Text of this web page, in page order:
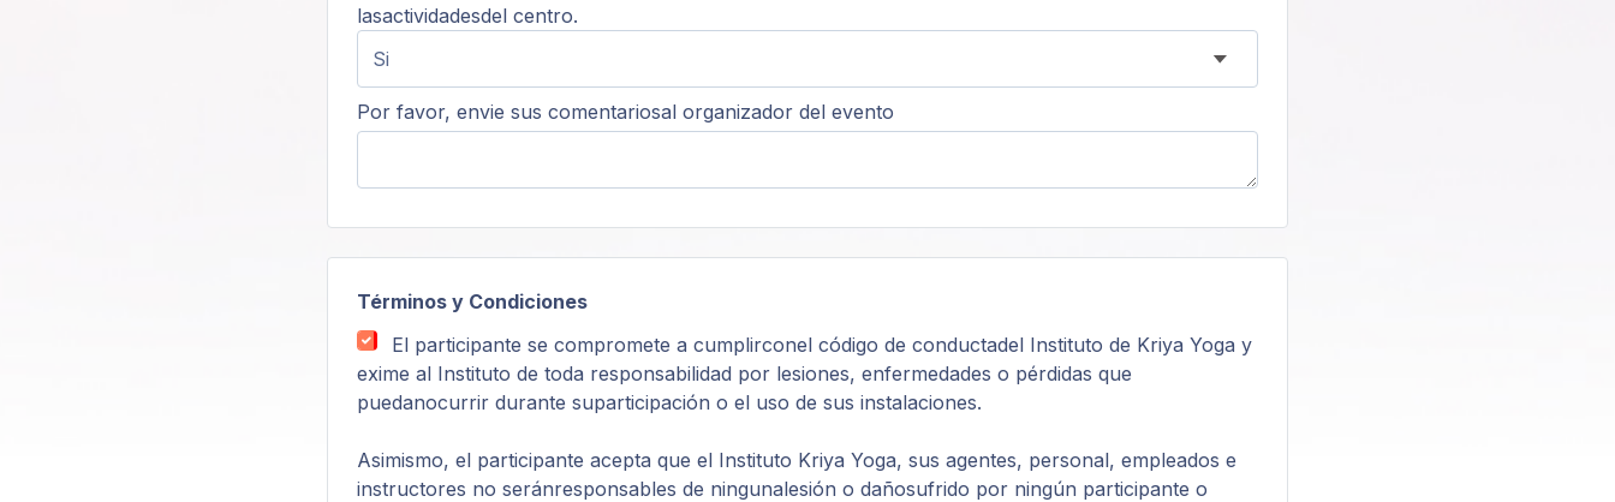
lasactividadesdel centro.
Por favor, envie sus comentariosal organizador del evento
Términos y Condiciones
El participante se compromete a cumplirconel código de conductadel Instituto de Kriya Yoga y
exime al Instituto de toda responsabilidad por lesiones, enfermedades o pérdidas que
puedanocurrir durante suparticipación o el uso de sus instalaciones.
Asimismo, el participante acepta que el Instituto Kriya Yoga, sus agentes, personal, empleados e
instructores no seránresponsables de ningunalesión o dañosufrido por ningún participante o